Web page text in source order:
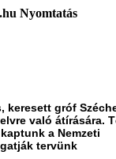
Nyomtatás
keresett gróf
való átírására.
a Nemzeti
tervünk